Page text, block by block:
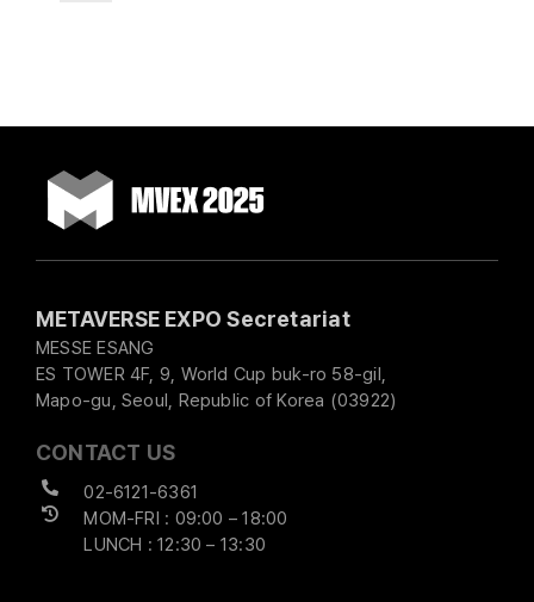
METAVERSE EXPO Secretariat
MESSE ESANG
ES TOWER 4F, 9, World Cup buk-ro 58-gil,
Mapo-gu, Seoul, Republic of Korea (03922)
CONTACT US
02-6121-6361
MOM-FRI : 09:00 – 18:00
LUNCH : 12:30 – 13:30